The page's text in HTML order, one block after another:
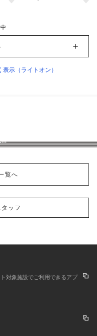
示（ライトオン）
オン
オン
オン
覧へ
ッフ
対象施設でご利用できるアプ